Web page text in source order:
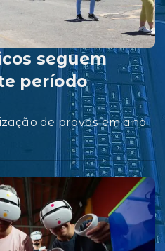
seguem
período
de provas em ano